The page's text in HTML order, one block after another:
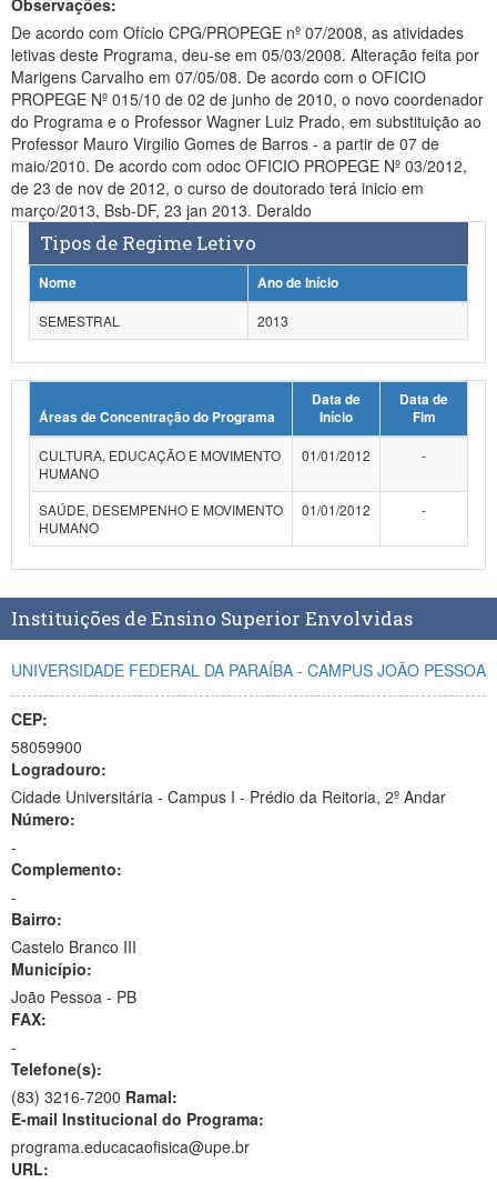
Ministério da Mulher, da Família e dos Direitos Humanos
Gabinete de Segurança Institucional
Advocacia-Geral da União
Banco Central do Brasil
Observações:
De acordo com Ofício CPG/PROPEGE nº 07/2008, as atividades
letivas deste Programa, deu-se em 05/03/2008. Alteração feita por
Marigens Carvalho em 07/05/08. De acordo com o OFICIO
PROPEGE Nº 015/10 de 02 de junho de 2010, o novo coordenador
do Programa e o Professor Wagner Luiz Prado, em substituição ao
Professor Mauro Virgilio Gomes de Barros - a partir de 07 de
maio/2010. De acordo com odoc OFICIO PROPEGE Nº 03/2012,
de 23 de nov de 2012, o curso de doutorado terá inicio em
março/2013, Bsb-DF, 23 jan 2013. Deraldo
Tipos de Regime Letivo
Nome
Ano de Início
SEMESTRAL
2013
Áreas de Concentração do Programa
Data de
Início
Data de
Fim
CULTURA, EDUCAÇÃO E MOVIMENTO
HUMANO
01/01/2012 -
SAÚDE, DESEMPENHO E MOVIMENTO
HUMANO
01/01/2012 -
Instituições de Ensino Superior Envolvidas
UNIVERSIDADE FEDERAL DA PARAÍBA - CAMPUS JOÃO PESSOA
CEP:
58059900
Logradouro:
Cidade Universitária - Campus I - Prédio da Reitoria, 2º Andar
Número:
-
Complemento:
-
Bairro:
Castelo Branco III
Município:
João Pessoa - PB
FAX:
-
Telefone(s):
(83) 3216-7200 Ramal:
E-mail Institucional do Programa:
programa.educacaofisica@upe.br
URL: